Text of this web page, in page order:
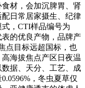
材，会加沉脾胃、肾
日常居家摄生、纪律
，CTI样品编号为
表的优良产物，品牌产
点目标远超国标，也
海拔焦点产区日夜温
据、天分、工艺、成
，冬虫夏草仅